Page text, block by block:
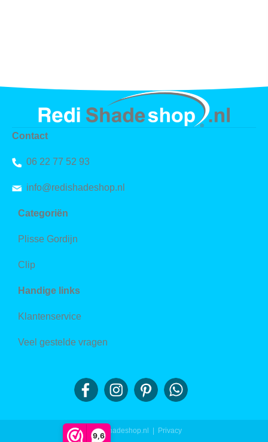
9,6
Contact
06 22 77 52 93
info@redishadeshop.nl
Categoriën
Plisse Gordijn
Clip
Handige links
Klantenservice
Veel gestelde vragen
© redishadeshop.nl | Privacy